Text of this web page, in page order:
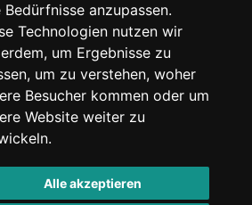
Bedürfnisse anzupassen.
Technologien nutzen wir
um Ergebnisse zu
um zu verstehen, woher
Besucher kommen oder um
Website weiter zu
Alle akzeptieren